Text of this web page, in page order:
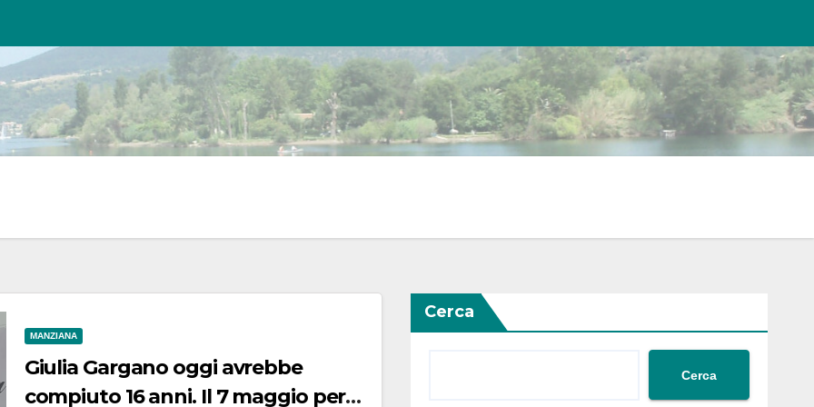
MANZIANA
Giulia Gargano oggi avrebbe
compiuto 16 anni. Il 7 maggio per
Cerca
Cerca